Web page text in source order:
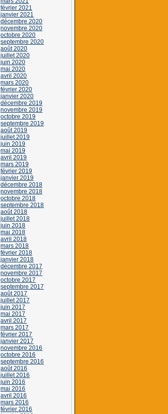
février 2021
janvier 2021
décembre 2020
novembre 2020
octobre 2020
septembre 2020
août 2020
juillet 2020
juin 2020
mai 2020
avril 2020
mars 2020
février 2020
janvier 2020
décembre 2019
novembre 2019
octobre 2019
septembre 2019
août 2019
juillet 2019
juin 2019
mai 2019
avril 2019
mars 2019
février 2019
janvier 2019
décembre 2018
novembre 2018
octobre 2018
septembre 2018
août 2018
juillet 2018
juin 2018
mai 2018
avril 2018
mars 2018
février 2018
janvier 2018
décembre 2017
novembre 2017
octobre 2017
septembre 2017
août 2017
juillet 2017
juin 2017
mai 2017
avril 2017
mars 2017
février 2017
janvier 2017
novembre 2016
octobre 2016
septembre 2016
août 2016
juillet 2016
juin 2016
mai 2016
avril 2016
mars 2016
février 2016